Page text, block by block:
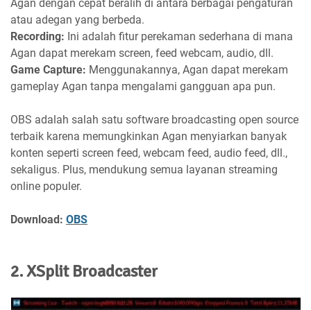
Agan dengan cepat beralih di antara berbagai pengaturan
atau adegan yang berbeda.
Recording: Ini adalah fitur perekaman sederhana di mana
Agan dapat merekam screen, feed webcam, audio, dll.
Game Capture: Menggunakannya, Agan dapat merekam
gameplay Agan tanpa mengalami gangguan apa pun.
OBS adalah salah satu software broadcasting open source
terbaik karena memungkinkan Agan menyiarkan banyak
konten seperti screen feed, webcam feed, audio feed, dll.,
sekaligus. Plus, mendukung semua layanan streaming
online populer.
Download: OBS
2. XSplit Broadcaster